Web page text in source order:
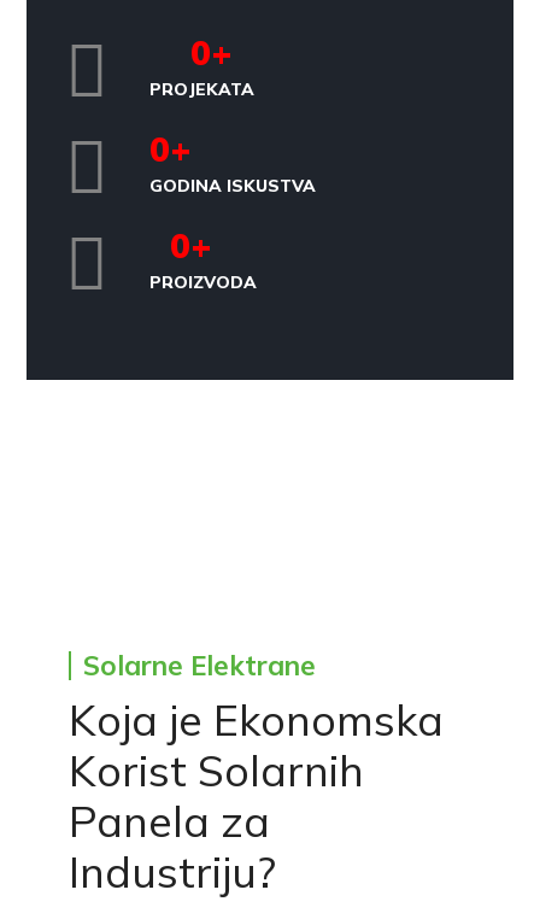
0+
PROJEKATA
0+
GODINA ISKUSTVA
0+
PROIZVODA
Solarne Elektrane
Koja je Ekonomska
Korist Solarnih
Panela za
Industriju?